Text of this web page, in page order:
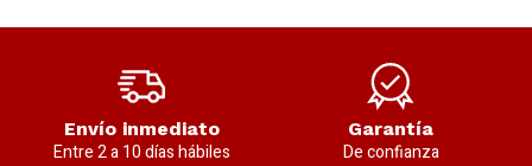
Envío inmediato
Entre 2 a 10 días hábiles
Garantía
De confianza